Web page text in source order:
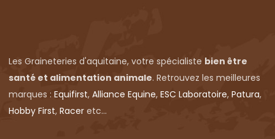
Les Graineteries d'aquitaine, votre spécialiste bien être
santé et alimentation animale. Retrouvez les meilleures
marques : Equifirst, Alliance Equine, ESC Laboratoire, Patura,
Hobby First, Racer etc...